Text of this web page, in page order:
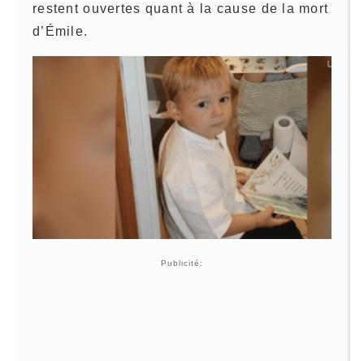
restent ouvertes quant à la cause de la mort
d’Émile.
Publicité: